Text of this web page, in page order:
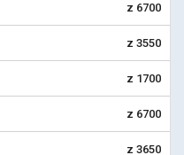
z 6700
z 3550
z 1700
z 6700
z 3650